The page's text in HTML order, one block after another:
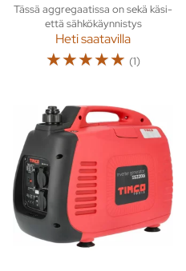
Tässä aggregaatissa on sekä käsi-
että sähkökäynnistys
Heti saatavilla
☆☆☆☆☆ (1)